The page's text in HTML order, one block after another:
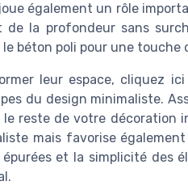
également un rôle
de la profondeur sans
béton poli pour une touche
leur espace, cliquez
du design minimaliste.
reste de votre décoration
mais favorise
et la simplicité des